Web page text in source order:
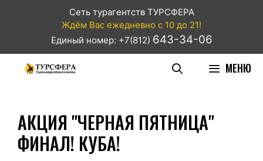
Сеть турагентств ТУРСФЕРА
Ждём Вас ежедневно с 10 до 21!
Единый номер: +7(812) 643-34-06
МЕНЮ
АКЦИЯ "ЧЕРНАЯ ПЯТНИЦА"
ФИНАЛ! КУБА!